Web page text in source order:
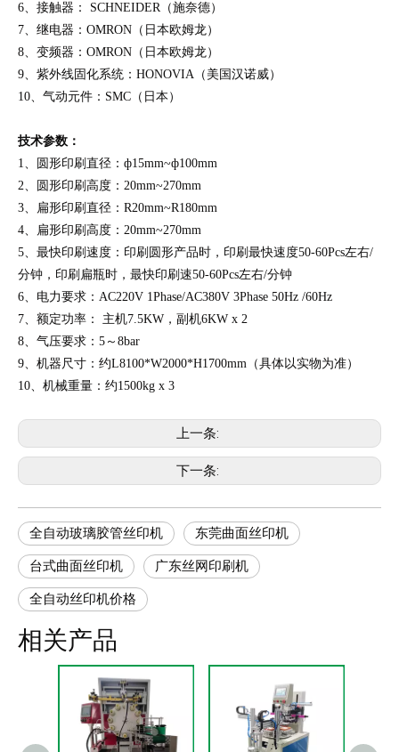
6、接触器： SCHNEIDER（施奈德）
7、继电器：OMRON（日本欧姆龙）
8、变频器：OMRON（日本欧姆龙）
9、紫外线固化系统：HONOVIA（美国汉诺威）
10、气动元件：SMC（日本）
技术参数：
1、圆形印刷直径：ф15mm~ф100mm
2、圆形印刷高度：20mm~270mm
3、扁形印刷直径：R20mm~R180mm
4、扁形印刷高度：20mm~270mm
5、最快印刷速度：印刷圆形产品时，印刷最快速度50-60Pcs左右/
分钟，印刷扁瓶时，最快印刷速50-60Pcs左右/分钟
6、电力要求：AC220V 1Phase/AC380V 3Phase 50Hz /60Hz
7、额定功率： 主机7.5KW，副机6KW x 2
8、气压要求：5～8bar
9、机器尺寸：约L8100*W2000*H1700mm（具体以实物为准）
10、机械重量：约1500kg x 3
上一条:
下一条:
全自动玻璃胶管丝印机 东莞曲面丝印机
台式曲面丝印机 广东丝网印刷机
全自动丝印机价格
相关产品